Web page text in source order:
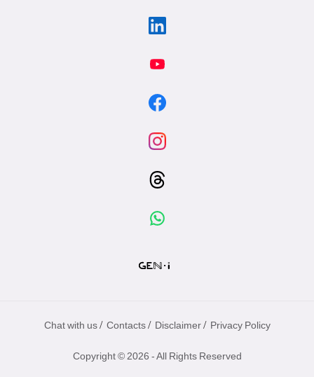
Chat with us / Contacts / Disclaimer / Privacy Policy
Copyright © 2026 - All Rights Reserved